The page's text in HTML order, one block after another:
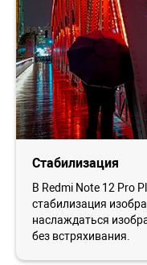
Стабилизация
В Redmi Note 12 Pro
стабилизация
наслаждаться
без встряхивания.